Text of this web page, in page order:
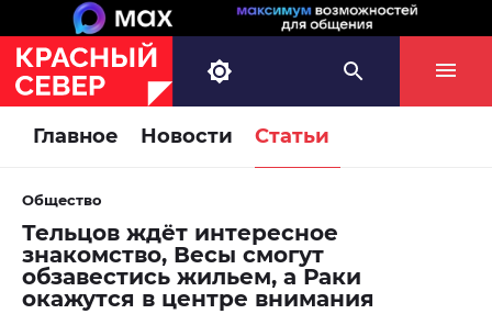
Главное Новости Статьи
Общество
Тельцов ждёт интересное
знакомство, Весы смогут
обзавестись жильем, а Раки
окажутся в центре внимания